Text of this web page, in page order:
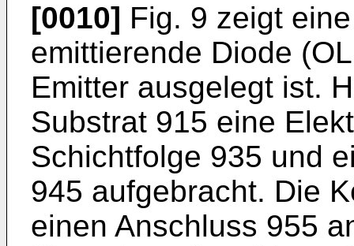
[0010] Fig. 9 zeigt
emittierende Diode
Emitter ausgelegt ist.
Substrat 915 eine
Schichtfolge 935 und
945 aufgebracht. Die
einen Anschluss 955